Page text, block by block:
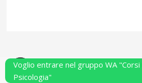
Powered by
Voglio entrare nel gruppo WA "Corsi
Psicologia"